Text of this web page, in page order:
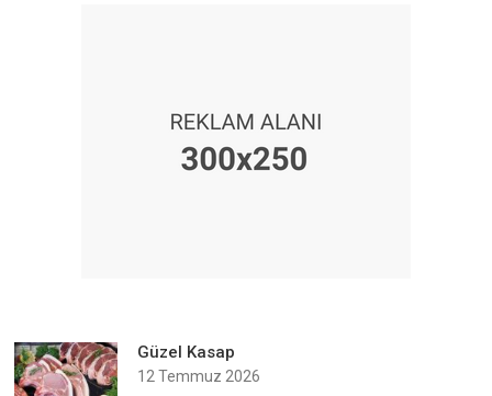
Güzel Kasap
12 Temmuz 2026